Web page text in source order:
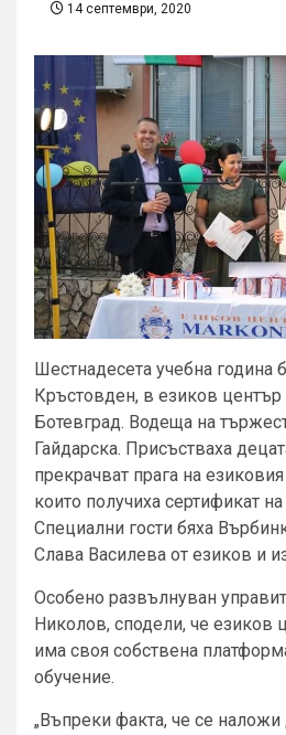
14 септември, 2020
Шестнадесета учебна година
Кръстовден, в езиков център
Ботевград. Водеща на
Гайдарска. Присъстваха
прекрачват прага на
които получиха сертификат
Специални гости бяха
Слава Василева от езиков и
Особено развълнуван
Николов, сподели, че езиков
има своя собствена
обучение.
„Въпреки факта, че се